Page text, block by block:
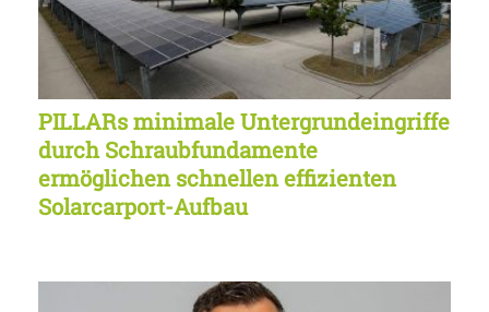
PILLARs minimale Untergrundeingriffe
durch Schraubfundamente
ermöglichen schnellen effizienten
Solarcarport-Aufbau